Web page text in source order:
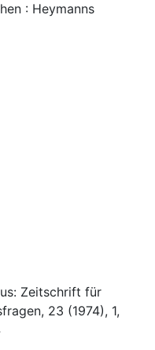
: Heymanns
Zeitschrift für
23 (1974), 1,